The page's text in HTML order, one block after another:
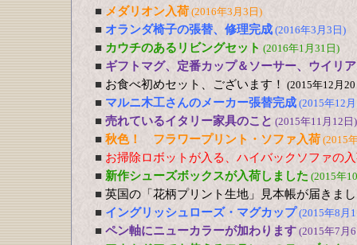
■ メダリオン入荷 (2016年3月3日)
■ オランダ椅子の張替、修理完成 (2016年3月3日)
■ カウチのあるリビングセット (2016年1月31日)
■ ギフトマグ、定番カップ＆ソーサー、ウイリ
■ お食べ初めセット、ございます！ (2015年12月
■ マルニ木工さんのメーカー張替完成 (2015年12
■ 売れているイタリー家具のこと (2015年11月12日)
■ 秋色！ フラワープリント・ソファ入荷 (2015
■ お掃除ロボットが入る、ハイバックソファの
■ 新作シューズボックスが入荷しました (2015年
■ 英国の「花柄プリント生地」見本帳が届きま
■ イングリッシュローズ・マグカップ (2015年8月
■ ペン軸にニューカラーが加わります (2015年7月